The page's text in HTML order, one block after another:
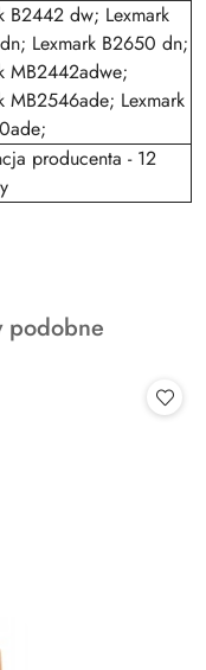
B2442 dw; Lexmark
Lexmark B2650 dn;
MB2442adwe;
MB2546ade; Lexmark
producenta - 12
podobne